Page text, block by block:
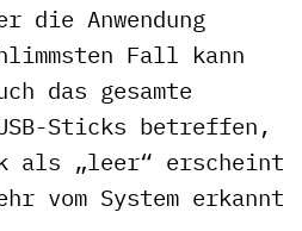
die Anwendung
Fall kann
das gesamte
Sticks betreffen,
als „leer“ erscheint
vom System erkannt